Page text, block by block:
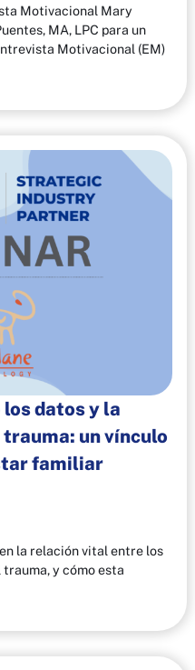
Motivacional Mary
MA, LPC para un
Motivacional (EM)
datos y la
un vínculo
familiar
la relación vital entre los
y cómo esta